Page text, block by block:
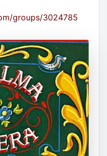
groups/3024785